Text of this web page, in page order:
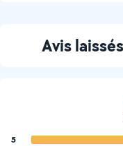
Avis
5